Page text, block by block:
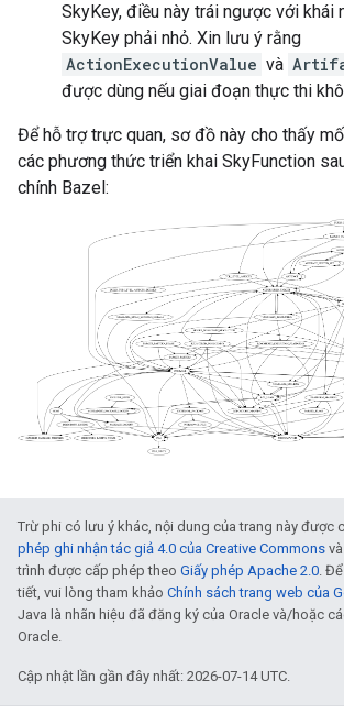
SkyKey, điều này trái ngược với khái
SkyKey phải nhỏ. Xin lưu ý rằng
ActionExecutionValue và
được dùng nếu giai đoạn thực thi
Để hỗ trợ trực quan, sơ đồ này cho thấy
các phương thức triển khai SkyFunction
chính Bazel:
Trừ phi có lưu ý khác, nội dung của trang này được
phép ghi nhận tác giả 4.0 của Creative Commons
trình được cấp phép theo Giấy phép Apache 2.0.
tiết, vui lòng tham khảo Chính sách trang web của
Java là nhãn hiệu đã đăng ký của Oracle và/hoặc
Oracle.
Cập nhật lần gần đây nhất: 2026-07-14 UTC.